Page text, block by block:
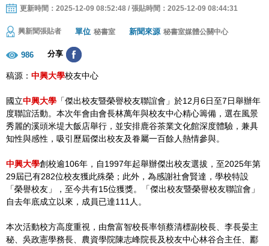
更新時間：2025-12-09 08:52:48 / 張貼時間：2025-12-09 08:44:31
興新聞張貼者 單位 秘書室 新聞來源 秘書室媒體公關中心
986 分享
稿源： 中興大學校友中心
國立中興大學 「傑出校友暨榮譽校友聯誼會」於12月6日至7日舉辦年
度聯誼活動。本次年會由會長林萬年與校友中心精心籌備，選在風景
秀麗的溪頭米堤大飯店舉行，並安排鹿谷茶業文化館深度體驗，兼具
知性與感性，吸引歷屆傑出校友及眷屬一百餘人熱情參與。
中興大學創校逾106年，自1997年起舉辦傑出校友選拔，至2025年第
29屆已有282位校友獲此殊榮；此外，為感謝社會賢達，學校特設
「榮譽校友」，至今共有15位獲獎。「傑出校友暨榮譽校友聯誼會」
自去年底成立以來，成員已達111人。
本次活動校方高度重視，由詹富智校長率領蔡清標副校長、李長晏主
秘、吳政憲學務長、農資學院陳志峰院長及校友中心林谷合主任、酈